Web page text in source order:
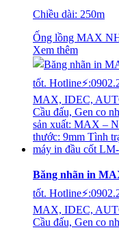
Chiều dài: 250m
Ống lồng MAX
Xem thêm
Băng nhãn in
tốt.
MAX, IDEC,
Cầu đấu, Gen co